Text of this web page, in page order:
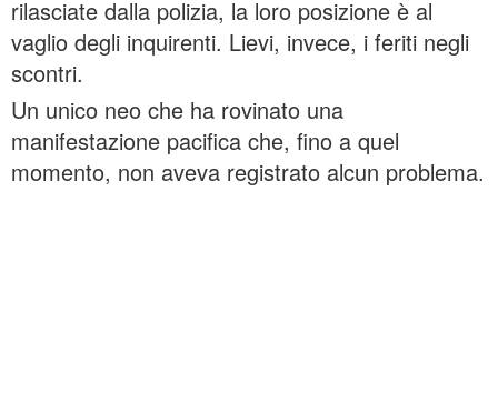
rilasciate dalla polizia, la loro posizione è al
vaglio degli inquirenti. Lievi, invece, i feriti negli
scontri.
Un unico neo che ha rovinato una
manifestazione pacifica che, fino a quel
momento, non aveva registrato alcun problema.